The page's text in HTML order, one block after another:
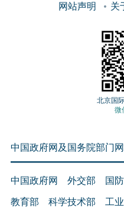
网站声明 关
北京国
微
中国政府网及国务院部门
中国政府网 外交部 国
教育部 科学技术部 工